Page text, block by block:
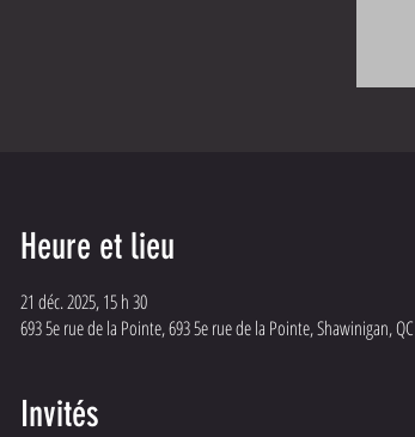
Heure et lieu
21 déc. 2025, 15 h 30
693 5e rue de la Pointe, 693 5e rue de la Pointe, Shawinigan,
Invités